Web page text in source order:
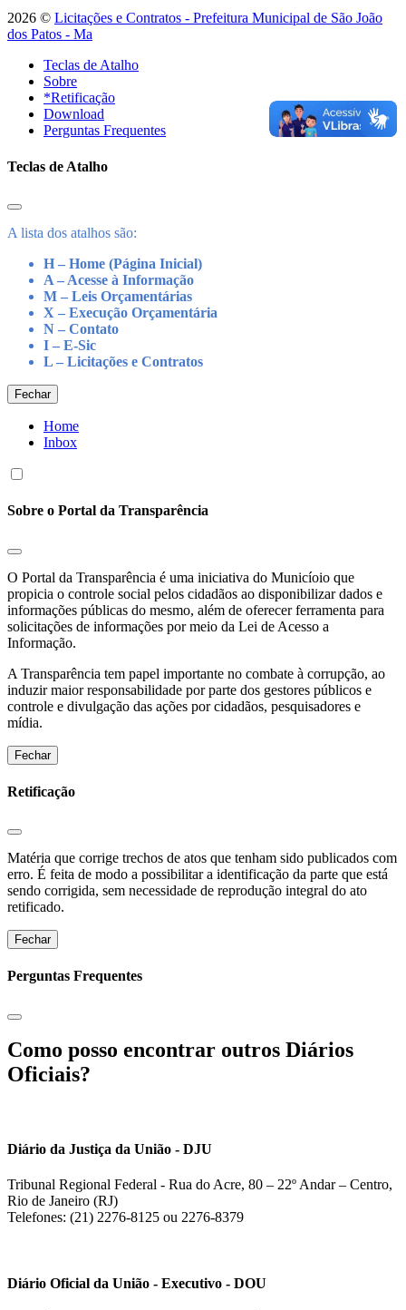
2026 © Licitações e Contratos - Prefeitura Municipal de São João
dos Patos - Ma
Teclas de Atalho
Sobre
*Retificação
Download
Perguntas Frequentes
Teclas de Atalho
A lista dos atalhos são:
H – Home (Página Inicial)
A – Acesse à Informação
M – Leis Orçamentárias
X – Execução Orçamentária
N – Contato
I – E-Sic
L – Licitações e Contratos
Fechar
Home
Inbox
Sobre o Portal da Transparência
O Portal da Transparência é uma iniciativa do Municíoio que
propicia o controle social pelos cidadãos ao disponibilizar dados e
informações públicas do mesmo, além de oferecer ferramenta para
solicitações de informações por meio da Lei de Acesso a
Informação.
A Transparência tem papel importante no combate à corrupção, ao
induzir maior responsabilidade por parte dos gestores públicos e
controle e divulgação das ações por cidadãos, pesquisadores e
mídia.
Fechar
Retificação
Matéria que corrige trechos de atos que tenham sido publicados com
erro. É feita de modo a possibilitar a identificação da parte que está
sendo corrigida, sem necessidade de reprodução integral do ato
retificado.
Fechar
Perguntas Frequentes
Como posso encontrar outros Diários
Oficiais?
Diário da Justiça da União - DJU
Tribunal Regional Federal - Rua do Acre, 80 – 22º Andar – Centro,
Rio de Janeiro (RJ)
Telefones: (21) 2276-8125 ou 2276-8379
Diário Oficial da União - Executivo - DOU